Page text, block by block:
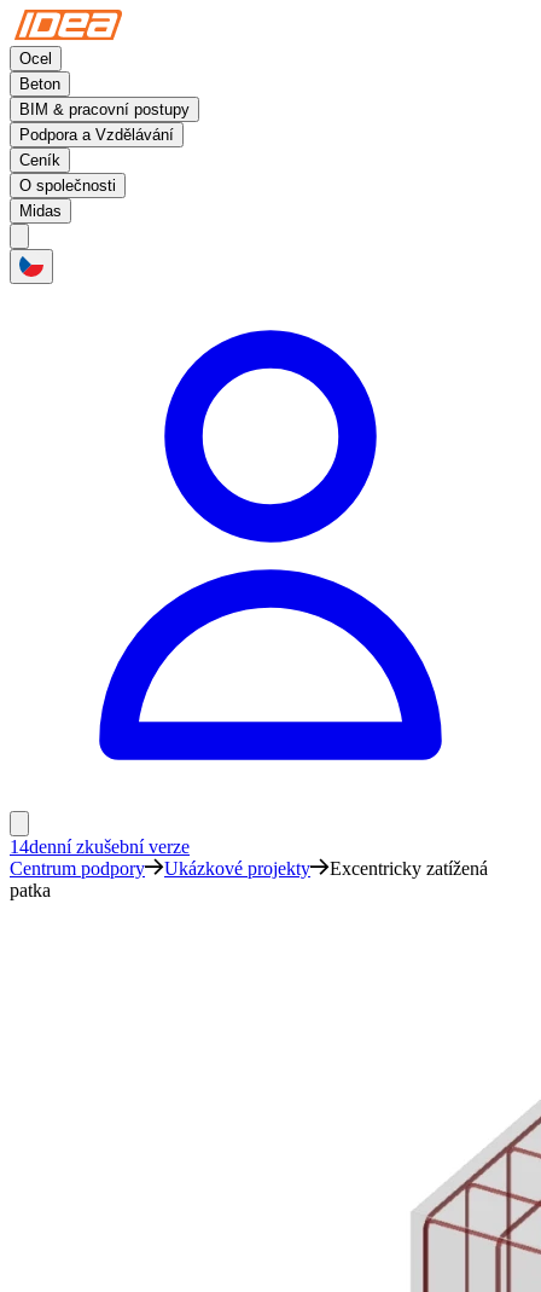
Ocel
Beton
BIM & pracovní postupy
Podpora a Vzdělávání
Ceník
O společnosti
Midas
14denní zkušební verze
Centrum podpory
Ukázkové projekty
Excentricky zatížená
patka